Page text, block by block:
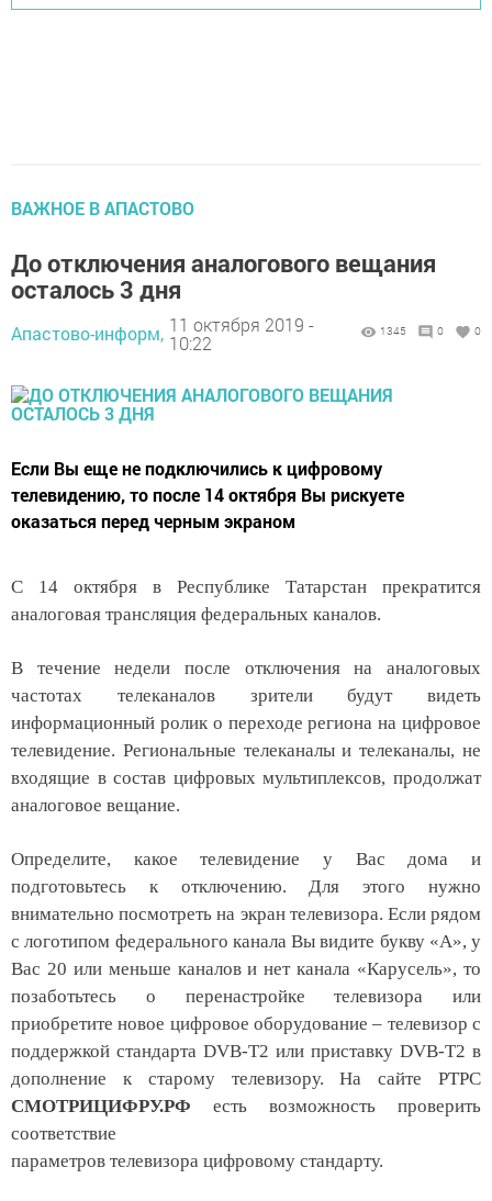
ВАЖНОЕ В АПАСТОВО
До отключения аналогового вещания
осталось 3 дня
Апастово-информ, 11 октября 2019 -
10:22
1345 0 0
Если Вы еще не подключились к цифровому
телевидению, то после 14 октября Вы рискуете
оказаться перед черным экраном
С 14 октября в Республике Татарстан прекратится
аналоговая трансляция федеральных каналов.
В течение недели после отключения на аналоговых
частотах телеканалов зрители будут видеть
информационный ролико переходе региона на цифровое
телевидение. Региональные телеканалы и телеканалы, не
входящие в состав цифровых мультиплексов, продолжат
аналоговое вещание.
Определите, какое телевидение у Вас дома и
подготовьтесь к отключению. Для этого нужно
внимательно посмотреть на экран телевизора. Если рядом
с логотипом федерального канала Вы видите букву «А», у
Вас 20 или меньше каналов и нет канала «Карусель», то
позаботьтесь о перенастройке телевизора или
приобретите новое цифровое оборудование – телевизор с
поддержкой стандарта DVB-T2 или приставку DVB-T2 в
дополнение к старому телевизору. На сайте РТРС
СМОТРИЦИФРУ.РФ есть возможность проверить
соответствие
параметров телевизора цифровому стандарту.